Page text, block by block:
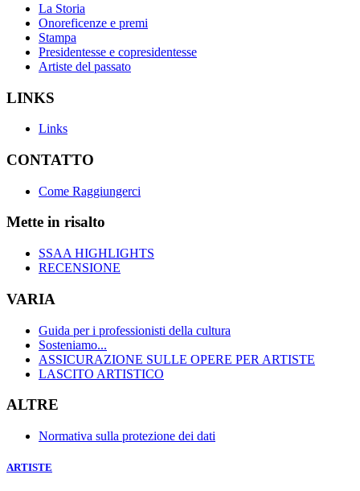
La Storia
Onoreficenze e premi
Stampa
Presidentesse e copresidentesse
Artiste del passato
LINKS
Links
CONTATTO
Come Raggiungerci
Mette in risalto
SSAA HIGHLIGHTS
RECENSIONE
VARIA
Guida per i professionisti della cultura
Sosteniamo...
ASSICURAZIONE SULLE OPERE PER ARTISTE
LASCITO ARTISTICO
ALTRE
Normativa sulla protezione dei dati
ARTISTE